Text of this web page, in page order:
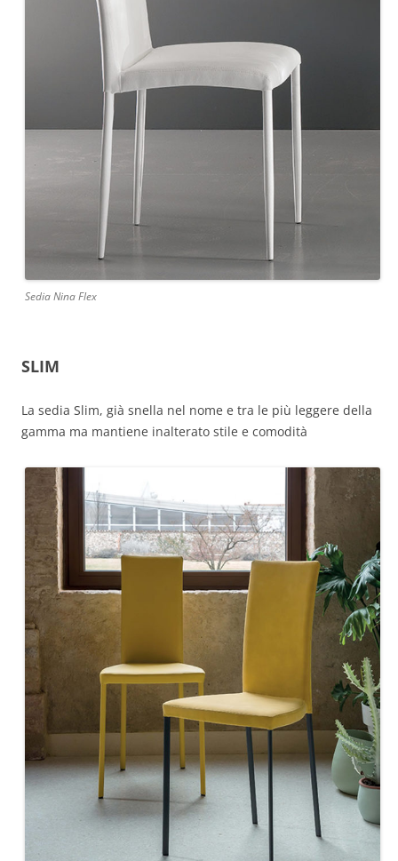
Sedia Nina Flex
SLIM
La sedia Slim, già snella nel nome e tra le più leggere della
gamma ma mantiene inalterato stile e comodità